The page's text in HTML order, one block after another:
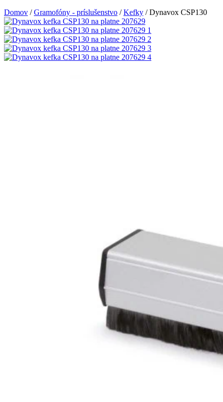
Domov /Gramofóny - príslušenstvo /Kefky / Dynavox CSP130